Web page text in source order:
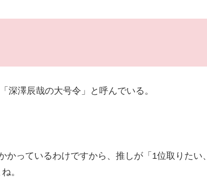
深澤辰哉の大号令」と呼んでいる。
っているわけですから、推しが「1位取りたい、
。